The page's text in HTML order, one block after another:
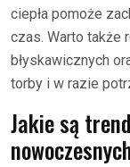
ciepła pomoże
czas. Warto także
błyskawicznych
torby i w razie
Jakie są